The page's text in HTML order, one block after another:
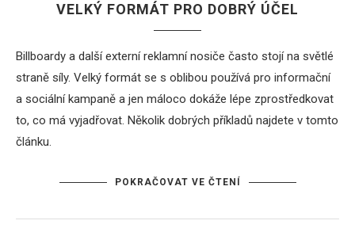
VELKÝ FORMÁT PRO DOBRÝ ÚČEL
Billboardy a další externí reklamní nosiče často stojí na světlé
straně síly. Velký formát se s oblibou používá pro informační
a sociální kampaně a jen máloco dokáže lépe zprostředkovat
to, co má vyjadřovat. Několik dobrých příkladů najdete v tomto
článku.
POKRAČOVAT VE ČTENÍ